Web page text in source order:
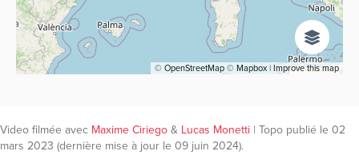
© OpenStreetMap© Mapbox|Improve this map
Video filmée avec Maxime Ciriego& Lucas Monetti | Topo publié le 02
mars 2023 (dernière mise à jour le 09 juin 2024).